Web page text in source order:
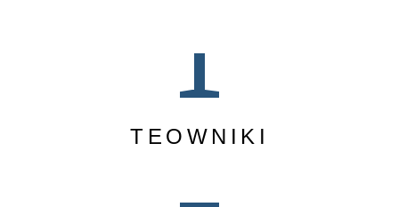
TEOWNIKI